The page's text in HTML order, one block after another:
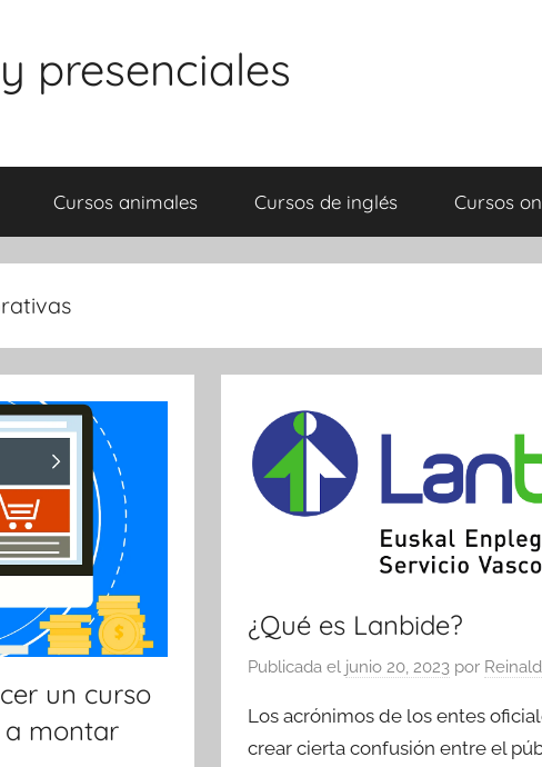
presenciales
Cursos animales Cursos de inglés Cursos
un curso
a montar
¿Qué es Lanbide?
Publicada el junio 20, 2023 por
Los acrónimos de los entes
crear cierta confusión entre el